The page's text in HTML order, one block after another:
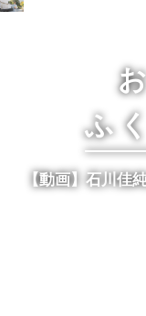
ふ
【動画】石川佳